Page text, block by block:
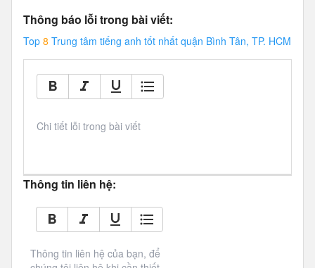
Thông báo lỗi trong bài viết:
Top 8 Trung tâm tiếng anh tốt nhất quận Bình Tân, TP. HCM
Chi tiết lỗi trong bài viết
Thông tin liên hệ:
Thông tin liên hệ của bạn, để